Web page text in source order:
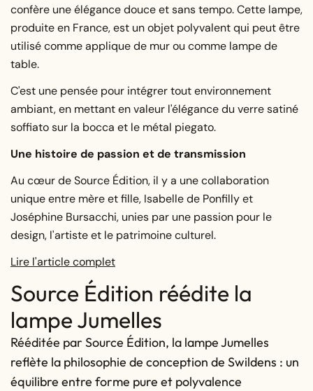
confère une élégance douce et sans tempo. Cette lampe,
produite en France, est un objet polyvalent qui peut être
utilisé comme applique de mur ou comme lampe de
table.
C'est une pensée pour intégrer tout environnement
ambiant, en mettant en valeur l'élégance du verre satiné
soffiato sur la bocca et le métal piegato.
Une histoire de passion et de transmission
Au cœur de Source Édition, il y a une collaboration
unique entre mère et fille, Isabelle de Ponfilly et
Joséphine Bursacchi, unies par une passion pour le
design, l'artiste et le patrimoine culturel.
Lire l'article complet
Source Édition réédite la
lampe Jumelles
Rééditée par Source Édition, la lampe Jumelles
reflète la philosophie de conception de Swildens : un
équilibre entre forme pure et polyvalence